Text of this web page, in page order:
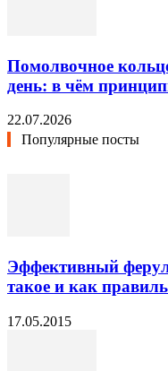
Помолвочное
день: в чём
22.07.2026
Популярные посты
Эффективный
такое и как
17.05.2015